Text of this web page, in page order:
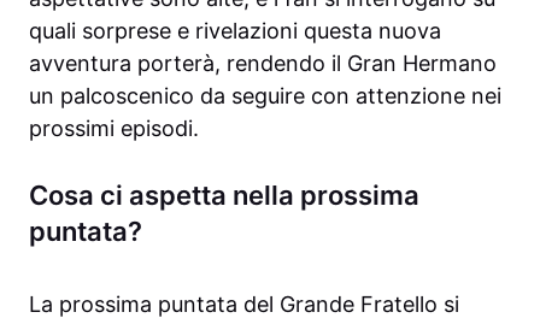
quali sorprese e rivelazioni questa nuova
avventura porterà, rendendo il Gran Hermano
un palcoscenico da seguire con attenzione nei
prossimi episodi.
Cosa ci aspetta nella prossima
puntata?
La prossima puntata del Grande Fratello si